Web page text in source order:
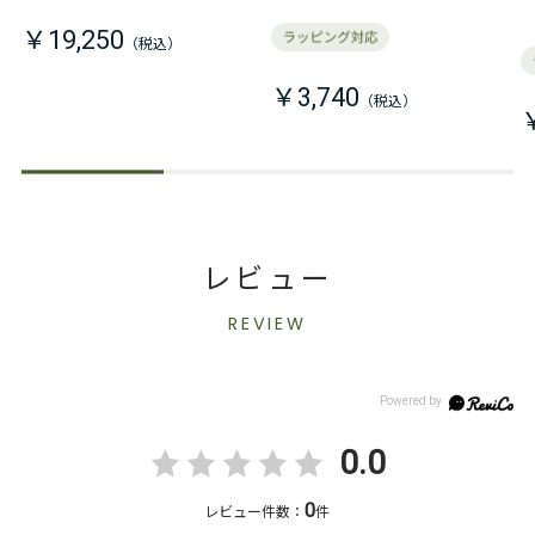
￥19,250
￥3,740
レビュー
REVIEW
0.0
レビュー件数：0件